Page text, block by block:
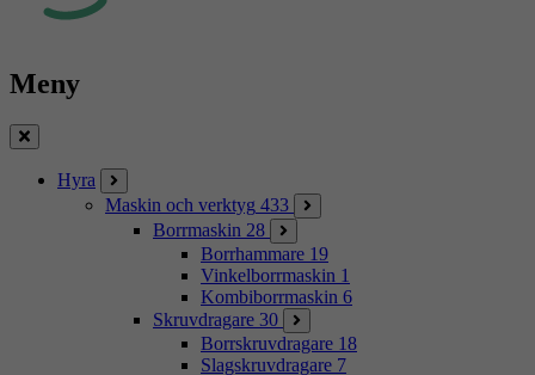
Meny
Stäng
Hyra
Maskin och verktyg 433
Borrmaskin 28
Borrhammare 19
Vinkelborrmaskin 1
Kombiborrmaskin 6
Skruvdragare 30
Borrskruvdragare 18
Slagskruvdragare 7